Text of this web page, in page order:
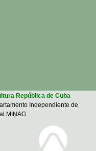
República de Cuba
Independiente de